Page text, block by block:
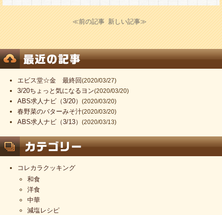
≪前の記事 新しい記事≫
エビス堂☆金 最終回(2020/03/27)
3/20ちょっと気になるヨン(2020/03/20)
ABS求人ナビ（3/20）(2020/03/20)
春野菜のバターみそ汁(2020/03/20)
ABS求人ナビ（3/13）(2020/03/13)
コレカラクッキング
和食
洋食
中華
減塩レシピ